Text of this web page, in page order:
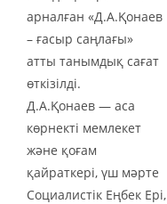
арналған «Д.А.Қонаев
– ғасыр саңлағы»
атты танымдық сағат
өткізілді.
Д.А.Қонаев — аса
көрнекті мемлекет
және қоғам
қайраткері, үш мәрте
Социалистік Еңбек Ері,